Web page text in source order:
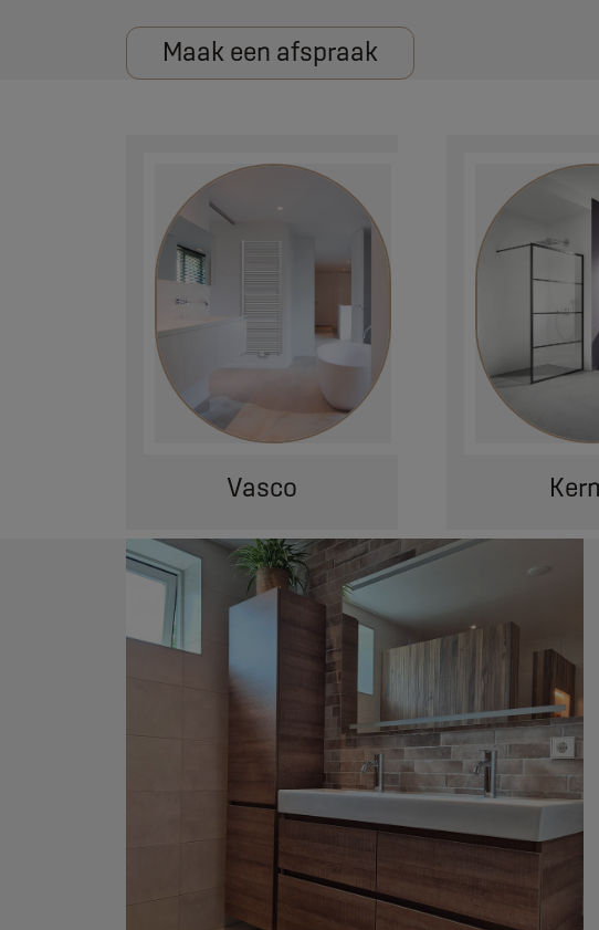
Maak een afspraak
Vasco